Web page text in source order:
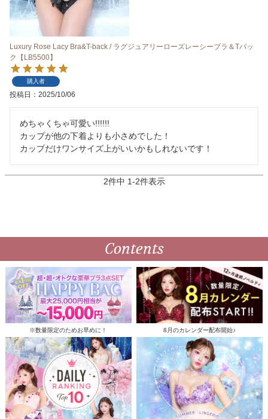
Luxury Rose Lacy Bra&T-back / ラグジュアリーローズレーシーブラ＆Tバッ
ク【LB5500】
購入者
投稿日 2025/10/06
めちゃくちゃ可愛い!!!!!!
カップが他の下着よりも小さめでした！
カップだけワンサイズ上がいいかもしれないです！
2件中 1-2件表示
Contents
※数量限定のためお早めに！ 8月のカレンダー配布開始♪